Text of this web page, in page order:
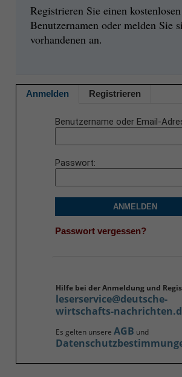
Registrieren Sie einen kostenlosen
Benutzernamen oder melden Sie
vorhandenen an.
Anmelden Registrieren
Benutzername oder Email-
Passwort
ANMELDEN
Passwort vergessen?
Hilfe bei der Anmeldung und
leserservice@deutsche-
wirtschafts-
Es gelten unsere AGB und